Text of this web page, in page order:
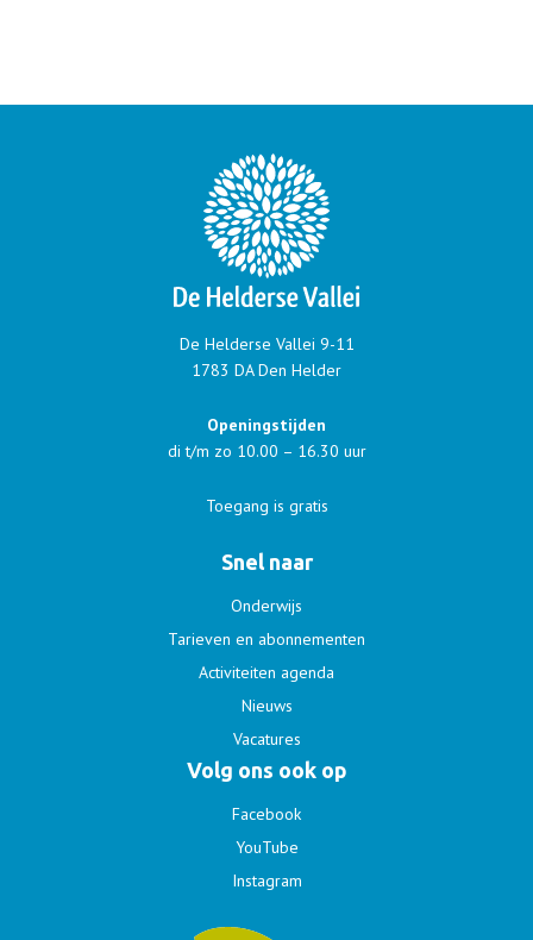
De Helderse Vallei 9-11
1783 DA Den Helder
Openingstijden
di t/m zo 10.00 – 16.30 uur
Toegang is gratis
Snel naar
Onderwijs
Tarieven en abonnementen
Activiteiten agenda
Nieuws
Vacatures
Volg ons ook op
Facebook
YouTube
Instagram